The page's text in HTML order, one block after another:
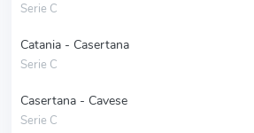
Serie C
Catania - Casertana
Serie C
Casertana - Cavese
Serie C